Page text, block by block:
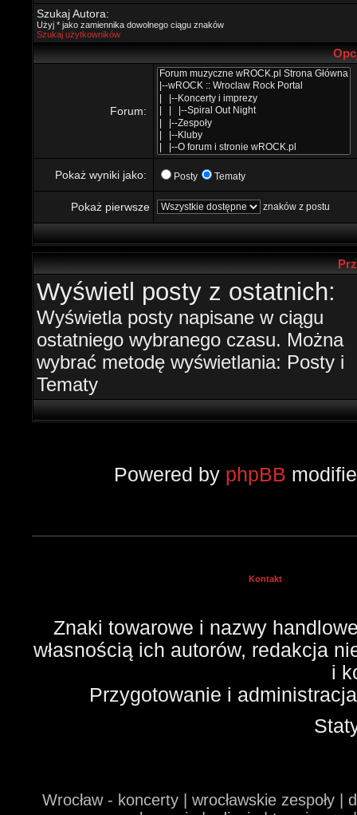
Szukaj Autora:
Użyj * jako zamiennika dowolnego ciągu znaków
Szukaj użytkowników
Forum:
Pokaż wyniki jako: Posty Tematy
Pokaż pierwsze znaków z postu
Wyświetl posty z ostatnich:
Wyświetla posty napisane w ciągu
ostatniego wybranego czasu. Można
wybrać metodę wyświetlania: Posty i
Tematy
Powered by phpBB
Kontakt
Znaki towarowe i nazwy
własnością ich autorów, redakcja
i
Przygotowanie i
Wrocław - koncerty | wrocławskie zespoły